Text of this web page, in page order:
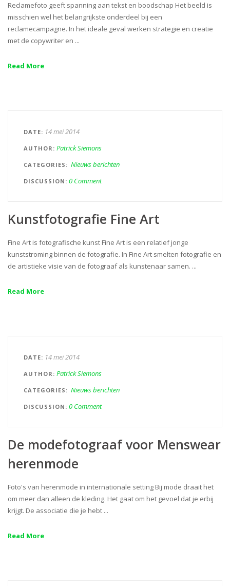
Reclamefoto geeft spanning aan tekst en boodschap Het beeld is
misschien wel het belangrijkste onderdeel bij een
reclamecampagne. In het ideale geval werken strategie en creatie
met de copywriter en ...
Read More
DATE 14 mei 2014
AUTHOR Patrick Siemons
CATEGORIES Nieuws berichten
DISCUSSION 0 Comment
Kunstfotografie Fine Art
Fine Art is fotografische kunst Fine Art is een relatief jonge
kunststroming binnen de fotografie. In Fine Art smelten fotografie en
de artistieke visie van de fotograaf als kunstenaar samen. ...
Read More
DATE 14 mei 2014
AUTHOR Patrick Siemons
CATEGORIES Nieuws berichten
DISCUSSION 0 Comment
De modefotograaf voor Menswear
herenmode
Foto's van herenmode in internationale setting Bij mode draait het
om meer dan alleen de kleding. Het gaat om het gevoel dat je erbij
krijgt. De associatie die je hebt ...
Read More